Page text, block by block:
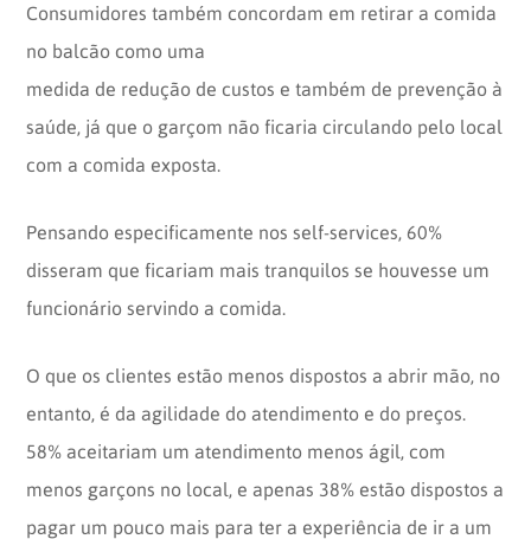
Consumidores também concordam em retirar a comida
no balcão como uma
medida de redução de custos e também de prevenção à
saúde, já que o garçom não ficaria circulando pelo local
com a comida exposta.
Pensando especificamente nos self-services, 60%
disseram que ficariam mais tranquilos se houvesse um
funcionário servindo a comida.
O que os clientes estão menos dispostos a abrir mão, no
entanto, é da agilidade do atendimento e do preços.
58% aceitariam um atendimento menos ágil, com
menos garçons no local, e apenas 38% estão dispostos a
pagar um pouco mais para ter a experiência de ir a um